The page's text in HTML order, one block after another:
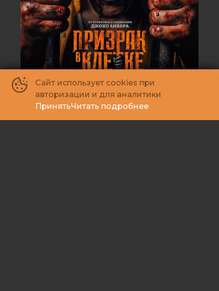
Сайт использует cookies при
авторизации и для аналитики
ПринятьЧитать подробнее